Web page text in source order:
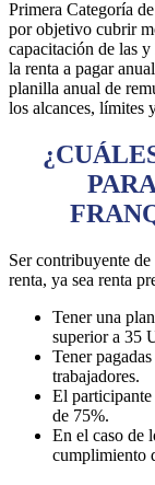
Primera Categoría
por objetivo cubrir
capacitación de las
la renta a pagar
planilla anual de
los alcances, límites
Ser contribuyente de
renta, ya sea renta
Tener una
superior a 35
Tener
trabajadores.
El participante
de 75%.
En el caso de
cumplimiento